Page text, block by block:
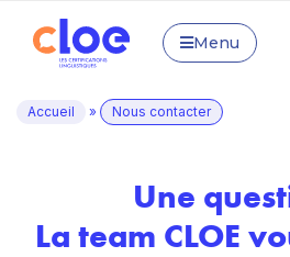
Menu
Accueil » Nous contacter
Une
La team CLOE